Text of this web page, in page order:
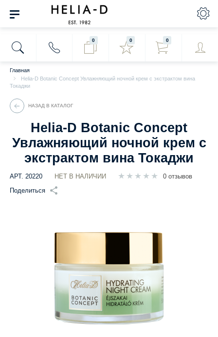
0 0 0
Главная
Helia-D Botanic Concept Увлажняющий ночной крем с экстрактом вина
Токаджи
НАЗАД В КАТАЛОГ
Helia-D Botanic Concept
Увлажняющий ночной крем с
экстрактом вина Токаджи
АРТ. 20220 НЕТ В НАЛИЧИИ
0 отзывов
Поделиться